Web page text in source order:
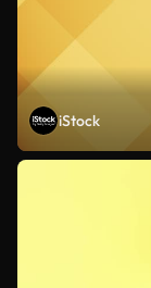
iStock